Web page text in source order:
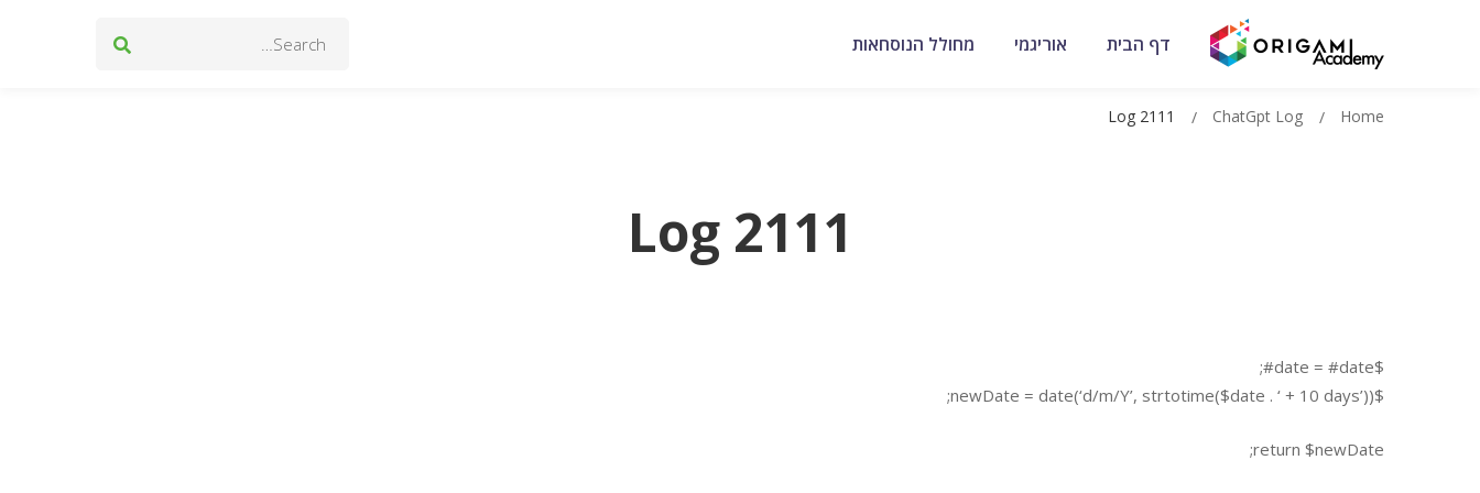
דף הבית אוריגמי מחולל הנוסחאות
Log 2111
Home
ChatGpt Log
Log 2111
$date = #date#;
$newDate = date(‘d/m/Y’, strtotime($date . ‘ + 10 days’));
return $newDate;